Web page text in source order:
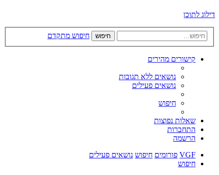
דילוג לתוכן
חיפוש חיפוש מתקדם
קישורים מהירים
נושאים ללא תגובות
נושאים פעילים
חיפוש
שאלות נפוצות
התחברות
הרשמה
VGF פורומים חיפוש נושאים פעילים
חיפוש